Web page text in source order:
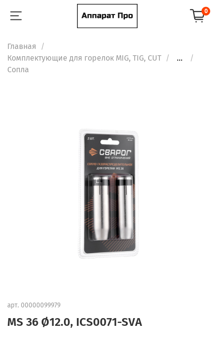
0
Главная
Комплектующие для горелок MIG, TIG, CUT
...
Сопла
арт. 00000099979
MS 36 Ø12.0, ICS0071-SVA